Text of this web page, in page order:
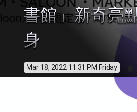
書館」新奇亮
身
Mar 18, 2022 11:31 PM Friday